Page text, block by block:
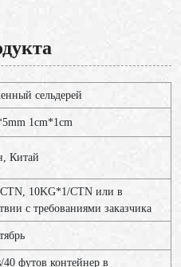
сельдерей
1cm*1cm
Китай
10KG*1/CTN или в
с требованиями заказчика
40 футов контейнер в